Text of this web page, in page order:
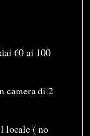
60 ai 100
camera di 2
locale ( no